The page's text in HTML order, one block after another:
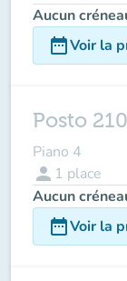
Aucun
date_rangeVoir la
Posto 210
Piano 4
person 1 place
Aucun
date_rangeVoir la